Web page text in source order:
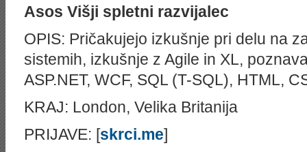
Asos Višji spletni razvijalec
OPIS: Pričakujejo izkušnje pri delu na
sistemih, izkušnje z Agile in XL,
ASP.NET, WCF, SQL (T-SQL), HTML,
KRAJ: London, Velika Britanija
PRIJAVE: [skrci.me]